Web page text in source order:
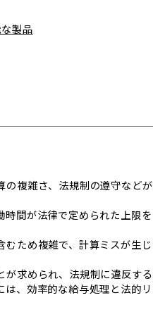
製品
の複雑さ、法規制の遵守などが
間が法律で定められた上限を
ため複雑で、計算ミスが生じ
求められ、法規制に違反する
、効率的な給与処理と法的リ